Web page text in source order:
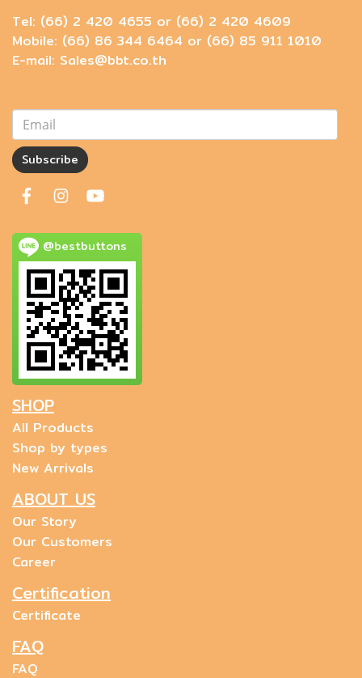
Tel: (66) 2 420 4655 or (66) 2 420 4609
Mobile: (66) 86 344 6464 or (66) 85 911 1010
E-mail: Sales@bbt.co.th
Subscribe
@bestbuttons
SHOP
All Products
Shop by types
New Arrivals
ABOUT US
Our Story
Our Customers
Career
Certification
Certificate
FAQ
FAQ